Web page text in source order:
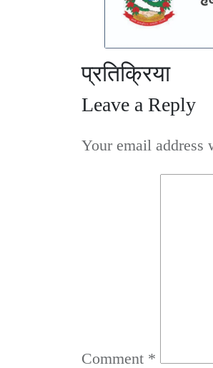
प्रतिक्रिया
Leave a Reply
Your email address
Comment *